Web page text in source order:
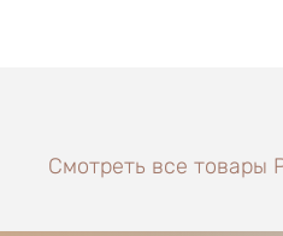
Смотреть все товары